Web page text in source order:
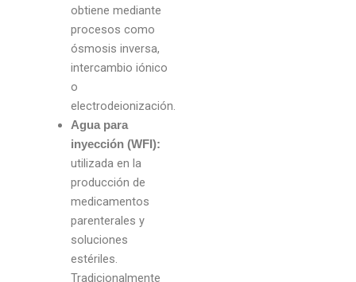
obtiene mediante
procesos como
ósmosis inversa,
intercambio iónico
o
electrodeionización.
Agua para
inyección (WFI):
utilizada en la
producción de
medicamentos
parenterales y
soluciones
estériles.
Tradicionalmente